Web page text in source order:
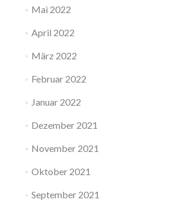
Mai 2022
April 2022
März 2022
Februar 2022
Januar 2022
Dezember 2021
November 2021
Oktober 2021
September 2021